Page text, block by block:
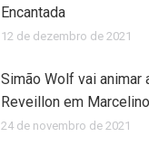
Encantada
12 de dezembro de 2021
Simão Wolf vai animar
Reveillon em
24 de novembro de 2021